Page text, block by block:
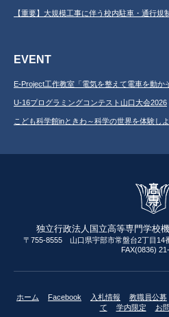
【重要】大規模工事に伴う校内駐車・通行規
EVENT
E-Project工作教室「電気を整えて電車を動か
U-16プログラミングコンテスト山口大会2026
こども科学館inときわ～科学の世界を体験し
独立行政法人国立高等専門学校
〒755-8555 山口県宇部市常盤台2丁目
FAX(0836)
ホーム Facebook 入札情報 教職員公募
て
学内限定 お